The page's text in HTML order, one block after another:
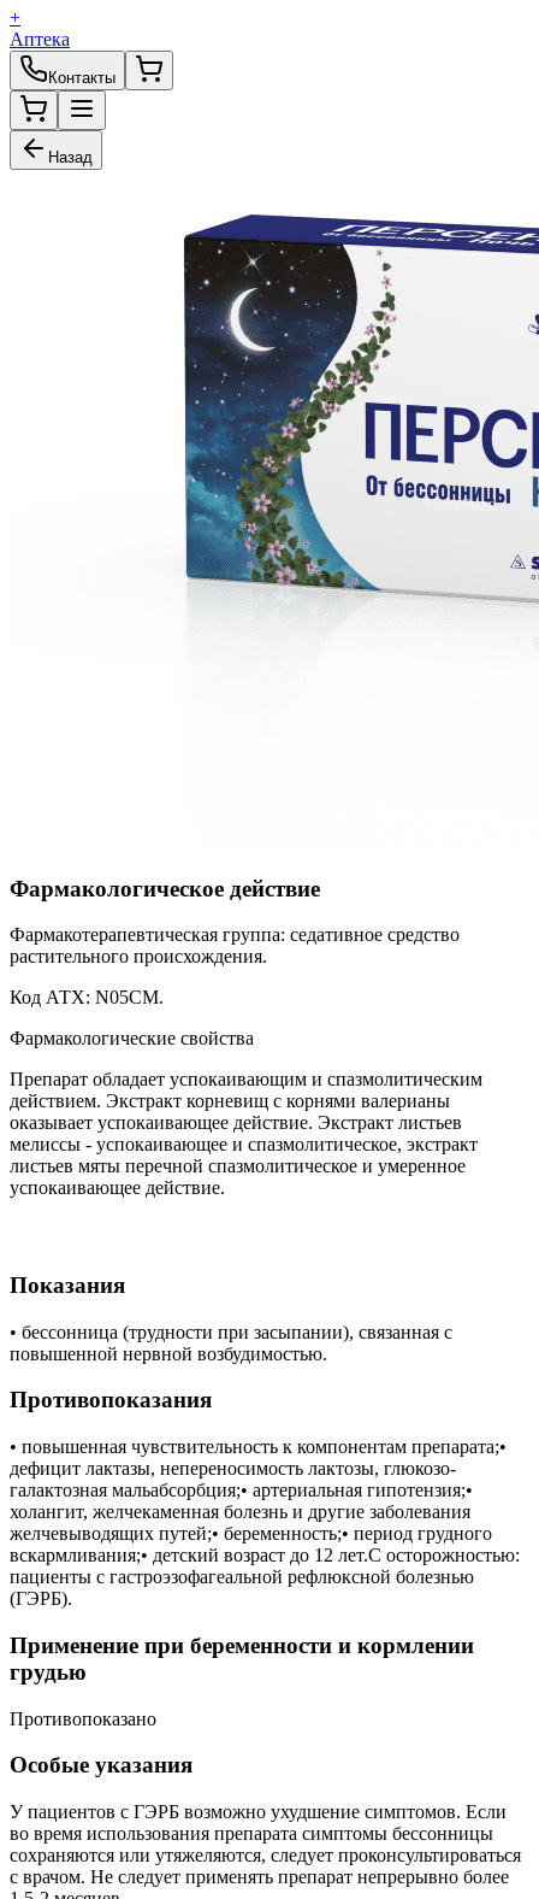
+
Аптека
Контакты
Назад
Фармакологическое действие
Фармакотерапевтическая группа: седативное средство
растительного происхождения.
Код АТХ: N05CM.
Фармакологические свойства
Препарат обладает успокаивающим и спазмолитическим
действием. Экстракт корневищ с корнями валерианы
оказывает успокаивающее действие. Экстракт листьев
мелиссы - успокаивающее и спазмолитическое, экстракт
листьев мяты перечной спазмолитическое и умеренное
успокаивающее действие.
Показания
• бессонница (трудности при засыпании), связанная с
повышенной нервной возбудимостью.
Противопоказания
• повышенная чувствительность к компонентам препарата;•
дефицит лактазы, непереносимость лактозы, глюкозо-
галактозная мальабсорбция;• артериальная гипотензия;•
холангит, желчекаменная болезнь и другие заболевания
желчевыводящих путей;• беременность;• период грудного
вскармливания;• детский возраст до 12 лет.С осторожностью:
пациенты с гастроэзофагеальной рефлюксной болезнью
(ГЭРБ).
Применение при беременности и кормлении
грудью
Противопоказано
Особые указания
У пациентов с ГЭРБ возможно ухудшение симптомов. Если
во время использования препарата симптомы бессонницы
сохраняются или утяжеляются, следует проконсультироваться
с врачом. Не следует применять препарат непрерывно более